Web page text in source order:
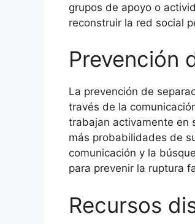
grupos de apoyo o
reconstruir la red social
Prevención
La prevención de
través de la
trabajan activamente en
más probabilidades de
comunicación y la
para prevenir la ruptura
Recursos